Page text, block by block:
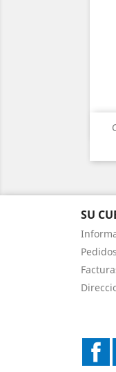
SU
Pedidos